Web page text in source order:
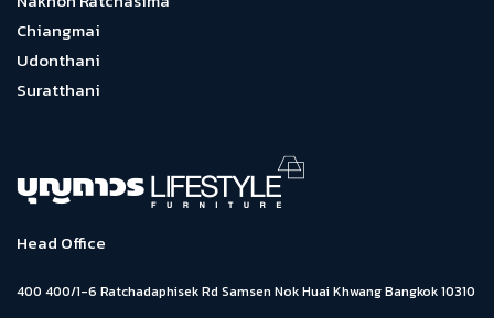
Chiangmai
Udonthani
Suratthani
Head Office
400 400/1-6 Ratchadaphisek Rd Samsen Nok Huai Khwang Bangkok 10310